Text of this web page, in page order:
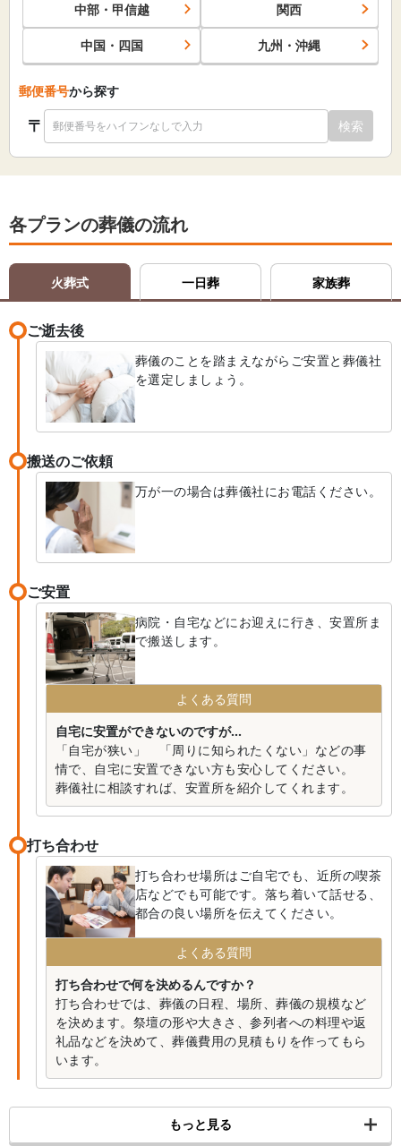
中部・甲信越 関西
中国・四国 九州・沖縄
郵便番号から探す
〒 検索
各プランの葬儀の流れ
火葬式 一日葬 家族葬
ご逝去後
葬儀のことを踏まえながらご安置と葬儀社
を選定しましょう。
搬送のご依頼
万が一の場合は葬儀社にお電話ください。
ご安置
病院・自宅などにお迎えに行き、安置所ま
で搬送します。
よくある質問
自宅に安置ができないのですが...
「自宅が狭い」 「周りに知られたくない」などの事
情で、自宅に安置できない方も安心してください。
葬儀社に相談すれば、安置所を紹介してくれます。
打ち合わせ
打ち合わせ場所はご自宅でも、近所の喫茶
店などでも可能です。落ち着いて話せる、
都合の良い場所を伝えてください。
よくある質問
打ち合わせで何を決めるんですか？
打ち合わせでは、葬儀の日程、場所、葬儀の規模など
を決めます。祭壇の形や大きさ、参列者への料理や返
礼品などを決めて、葬儀費用の見積もりを作ってもら
います。
もっと見る